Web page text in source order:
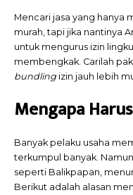
Mencari jasa yang hanya
murah, tapi jika nantinya
untuk mengurus izin
membengkak. Carilah
bundling izin jauh lebih
Mengapa
Banyak pelaku usaha
terkumpul banyak.
seperti Balikpapan,
Berikut adalah alasan